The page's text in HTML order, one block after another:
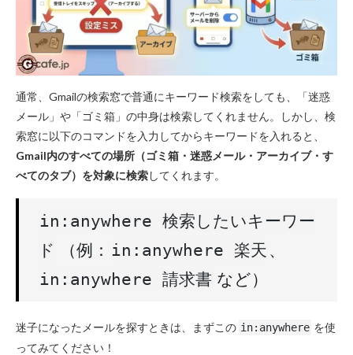
通常、Gmailの検索窓で普通にキーワード検索をしても、「迷惑
メール」や「ゴミ箱」の中身は検索してくれません。しかし、検
索窓に以下のコマンドを入力してからキーワードを入れると、
Gmail内のすべての場所（ゴミ箱・迷惑メール・アーカイブ・す
べてのタブ）を対象に検索してくれます。
in:anywhere 検索したいキーワー
ド
（例： in:anywhere 楽天
in:anywhere 請求書 など）
迷子になったメールを探すときは、まずこの in:anywhere を使
ってみてください！